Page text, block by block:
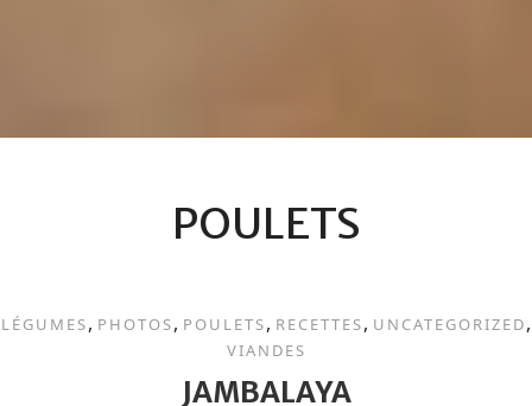
POULETS
LÉGUMES, PHOTOS, POULETS, RECETTES, UNCATEGORIZED,
VIANDES
JAMBALAYA